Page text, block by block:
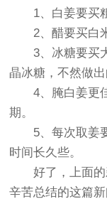
1、白姜要买粗
2、醋要买白米
3、冰糖要买大
晶冰糖，不然做
4、腌白姜更佳
期。
5、每次取姜要
时间长久些。
好了，上面的
辛苦总结的这篇